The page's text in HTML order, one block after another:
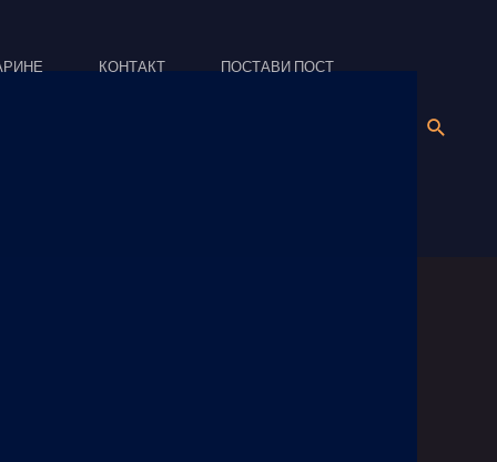
КОНТАКТ ПОСТАВИ ПОСТ
Search